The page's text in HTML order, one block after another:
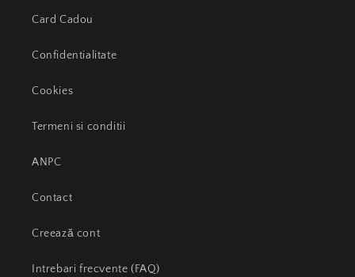
Card Cadou
Confidentialitate
Cookies
Termeni si conditii
ANPC
Contact
Creează cont
Intrebari frecvente (FAQ)